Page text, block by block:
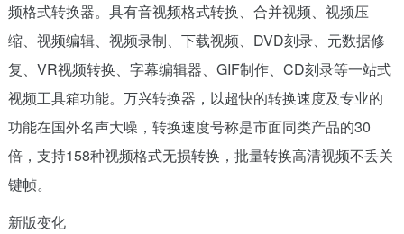
频格式转换器。具有音视频格式转换、合并视频、视频压
缩、视频编辑、视频录制、下载视频、DVD刻录、元数据修
复、VR视频转换、字幕编辑器、GIF制作、CD刻录等一站式
视频工具箱功能。万兴转换器，以超快的转换速度及专业的
功能在国外名声大噪，转换速度号称是市面同类产品的30
倍，支持158种视频格式无损转换，批量转换高清视频不丢关
键帧。
新版变化